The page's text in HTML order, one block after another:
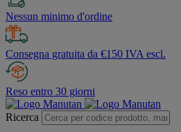
Nessun minimo d'ordine
Consegna gratuita da €150 IVA escl.
Reso entro 30 giorni
Ricerca